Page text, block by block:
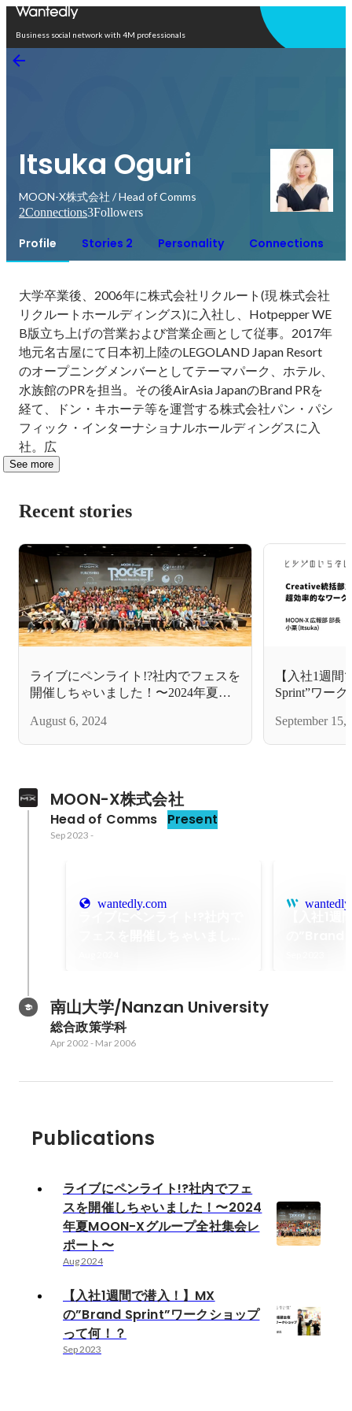
Business social network with 4M professionals
Itsuka Oguri
MOON-X株式会社 / Head of Comms
2Connections3Followers
Profile Stories 2 Personality Connections
大学卒業後、2006年に株式会社リクルート(現 株式会社
リクルートホールディングス)に入社し、Hotpepper WE
B版立ち上げの営業および営業企画として従事。2017年
地元名古屋にて日本初上陸のLEGOLAND Japan Resort
のオープニングメンバーとしてテーマパーク、ホテル、
水族館のPRを担当。その後AirAsia JapanのBrand PRを
経て、ドン・キホーテ等を運営する株式会社パン・パシ
フィック・インターナショナルホールディングスに入
社。広
See more
Recent stories
ライブにペンライト!?社内でフェスを
開催しちゃいました！〜2024年夏
ト〜
August 6, 2024
【入社1週間
Sprint”ワー
September 15,
MOON-X株式会社
Head of Comms Present
Sep 2023 -
wantedly.com
南山大学/Nanzan University
総合政策学科
Apr 2002 - Mar 2006
Publications
ライブにペンライト!?社内でフェ
スを開催しちゃいました！〜2024
年夏MOON-Xグループ全社集会レ
ポート〜
Aug 2024
【入社1週間で潜入！】MX
の”Brand Sprint”ワークショップ
って何！？
Sep 2023